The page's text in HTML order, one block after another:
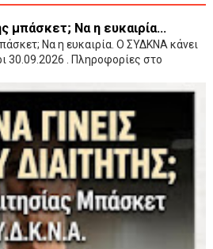
μπάσκετ; Να η ευκαιρία...
Να η ευκαιρία. Ο ΣΥΔΚΝΑ κάνει
30.09.2026 . Πληροφορίες στο